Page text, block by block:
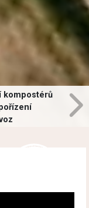
kompostérů